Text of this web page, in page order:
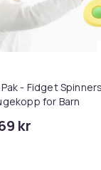
til HDMI-omformer
- Fidget
for Barn
kr